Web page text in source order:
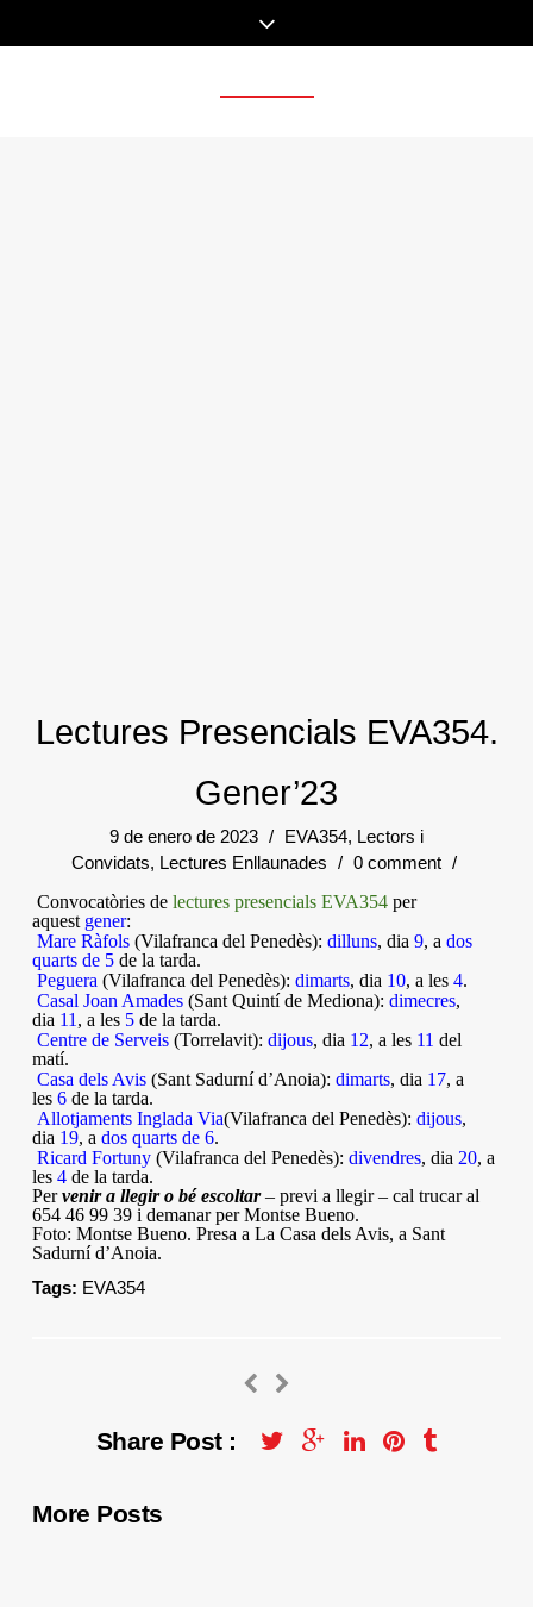
Lectures Presencials EVA354.
Gener’23
9 de enero de 2023 / EVA354, Lectors i
Convidats, Lectures Enllaunades / 0 comment /
Convocatòries de lectures presencials EVA354 per
aquest gener:
Mare Ràfols(Vilafranca del Penedès): dilluns, dia 9, a dos
quarts de 5 de la tarda.
Peguera (Vilafranca del Penedès): dimarts, dia 10, a les4.
Casal Joan Amades (Sant Quintí de Mediona): dimecres,
dia 11 , a les5 de la tarda.
Centre de Serveis(Torrelavit): dijous, dia 12, a les 11 del
matí.
Casa dels Avis(Sant Sadurní d’Anoia): dimarts, dia 17, a
les 6 de la tarda.
Allotjaments Inglada Via(Vilafranca del Penedès): dijous,
dia 19, a dos quarts de 6.
Ricard Fortuny (Vilafranca del Penedès): divendres, dia 20, a
les 4de la tarda.
Pervenir a llegir o bé escoltar – previ a llegir – cal trucar al
654 46 99 39 i demanar per Montse Bueno.
Foto: Montse Bueno. Presa a La Casa dels Avis, a Sant
Sadurní d’Anoia.
Tags: EVA354
Share Post :
More Posts